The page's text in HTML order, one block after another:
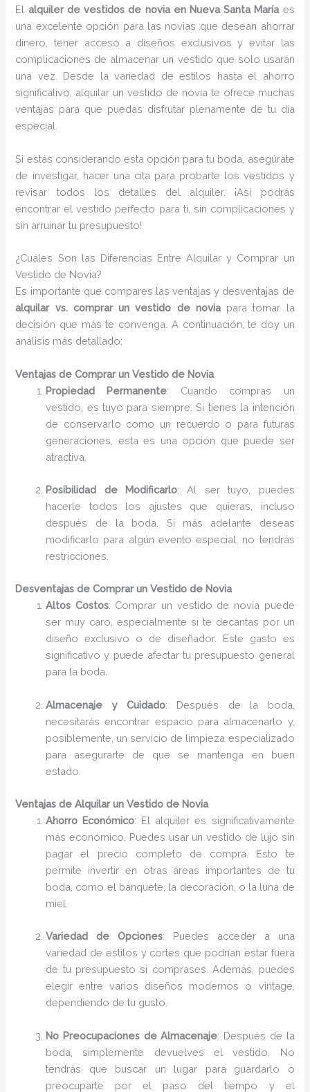
El alquiler de vestidos de novia en Nueva Santa Maríaes
una excelente opción para las novias que desean ahorrar
dinero, tener acceso a diseños exclusivos y evitar las
complicaciones de almacenar un vestido que solo usarán
una vez. Desde la variedad de estilos hasta el ahorro
significativo, alquilar un vestido de novia te ofrece muchas
ventajas para que puedas disfrutar plenamente de tu día
especial.
Si estás considerando esta opción para tu boda, asegúrate
de investigar, hacer una cita para probarte los vestidos y
revisar todos los detalles del alquiler. ¡Así podrás
encontrar el vestido perfecto para ti, sin complicaciones y
sin arruinar tu presupuesto!
¿Cuáles Son las Diferencias Entre Alquilar y Comprar un
Vestido de Novia?
Es importante que compares las ventajas y desventajas de
alquilar vs. comprar un vestido de noviapara tomar la
decisión que más te convenga. A continuación, te doy un
análisis más detallado:
Ventajas de Comprar un Vestido de Novia
Propiedad Permanente: Cuando compras un
vestido, es tuyo para siempre. Si tienes la intención
de conservarlo como un recuerdo o para futuras
generaciones, esta es una opción que puede ser
atractiva.
Posibilidad de Modificarlo: Al ser tuyo, puedes
hacerle todos los ajustes que quieras, incluso
después de la boda. Si más adelante deseas
modificarlo para algún evento especial, no tendrás
restricciones.
Desventajas de Comprar un Vestido de Novia
Altos Costos: Comprar un vestido de novia puede
ser muy caro, especialmente si te decantas por un
diseño exclusivo o de diseñador. Este gasto es
significativo y puede afectar tu presupuesto general
para la boda.
Almacenaje y Cuidado: Después de la boda,
necesitarás encontrar espacio para almacenarlo y,
posiblemente, un servicio de limpieza especializado
para asegurarte de que se mantenga en buen
estado.
Ventajas de Alquilar un Vestido de Novia
Ahorro Económico: El alquiler es significativamente
más económico. Puedes usar un vestido de lujo sin
pagar el precio completo de compra. Esto te
permite invertir en otras áreas importantes de tu
boda, como el banquete, la decoración, o la luna de
miel.
Variedad de Opciones: Puedes acceder a una
variedad de estilos y cortes que podrían estar fuera
de tu presupuesto si comprases. Además, puedes
elegir entre varios diseños modernos o vintage,
dependiendo de tu gusto.
No Preocupaciones de Almacenaje: Después de la
boda, simplemente devuelves el vestido. No
tendrás que buscar un lugar para guardarlo o
preocuparte por el paso del tiempo y el